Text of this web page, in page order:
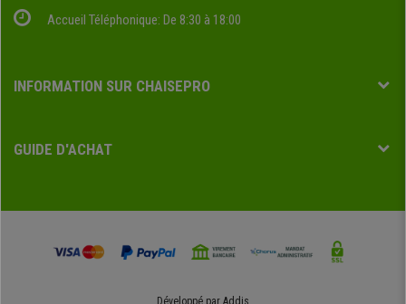
Accueil Téléphonique: De 8:30 à 18:00
INFORMATION SUR CHAISEPRO
GUIDE D'ACHAT
Développé par Addis